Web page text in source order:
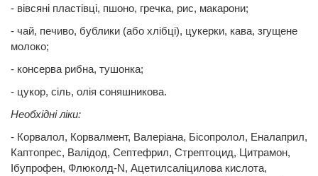
- вівсяні пластівці, пшоно, гречка, рис, макарони;
- чай, печиво, бублики (або хлібці), цукерки, кава, згущене
молоко;
- консерва рибна, тушонка;
- цукор, сіль, олія соняшникова.
Необхідні ліки:
- Корвалол, Корвалмент, Валеріана, Бісопролол, Еналаприл,
Каптопрес, Валідод, Септефрил, Стрептоцид, Цитрамон,
Ібупрофен, Флюколд-N, Ацетилсаліцилова кислота,